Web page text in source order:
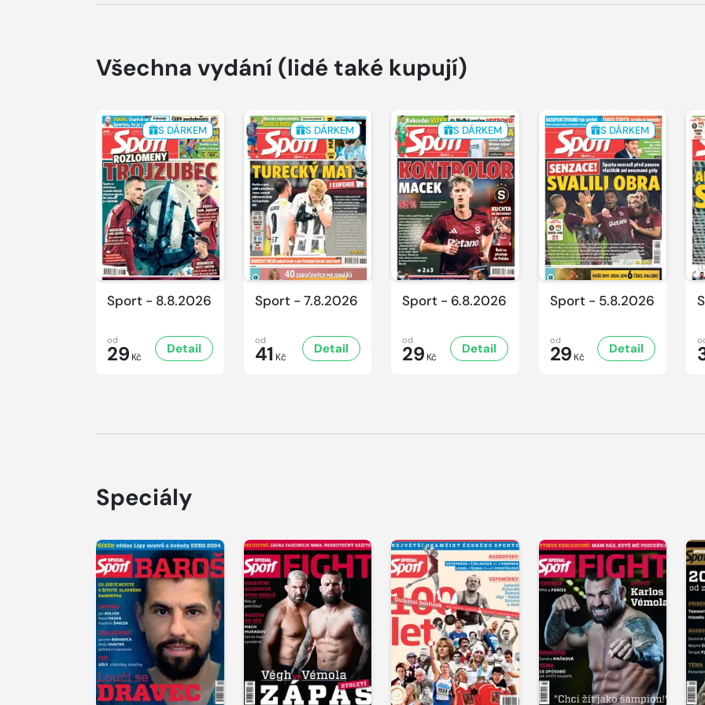
Všechna vydání (lidé také kupují)
S DÁRKEM
Sport - 8.8.2026
od
29 Kč
Detail
S DÁRKEM
Sport - 7.8.2026
od
41 Kč
Detail
S DÁRKEM
Sport - 6.8.2026
od
29 Kč
Detail
S DÁRKEM
Sport - 5.8.2026
od
29 Kč
Detail
Speciály